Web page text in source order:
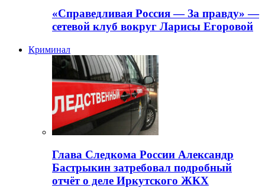
«Справедливая Россия — За правду» —
сетевой клуб вокруг Ларисы Егоровой
Криминал
Глава Следкома России Александр
Бастрыкин затребовал подробный
отчёт о деле Иркутского ЖКХ